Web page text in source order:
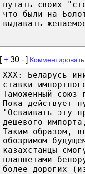
путать своих
что были на
выдавать
[+ 30 - ]
XXX: Беларусь
ставки
Таможенный союз
Пока действует
"Осваивать эту
дешевого импорта,
Таким образом,
обозримом
казахстанцы
планшетами
более дорогих